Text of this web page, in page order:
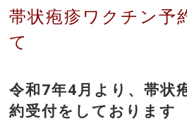
帯状疱疹ワクチン予
て
令和7年4月より、帯状
約受付をしております